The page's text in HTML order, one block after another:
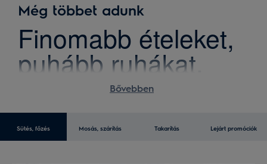
Még többet adunk
Finomabb ételeket,
puhább ruhákat,
kényelmesebb
otthont.
Készülékeinkkel a napi rutinfeladatok élményekkel teli
Bővebben
Sütés, főzés Mosás, szárítás Takarítás Lejárt promóciók